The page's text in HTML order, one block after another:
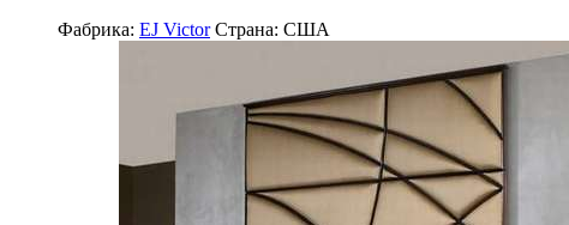
Фабрика: EJ Victor Страна: США